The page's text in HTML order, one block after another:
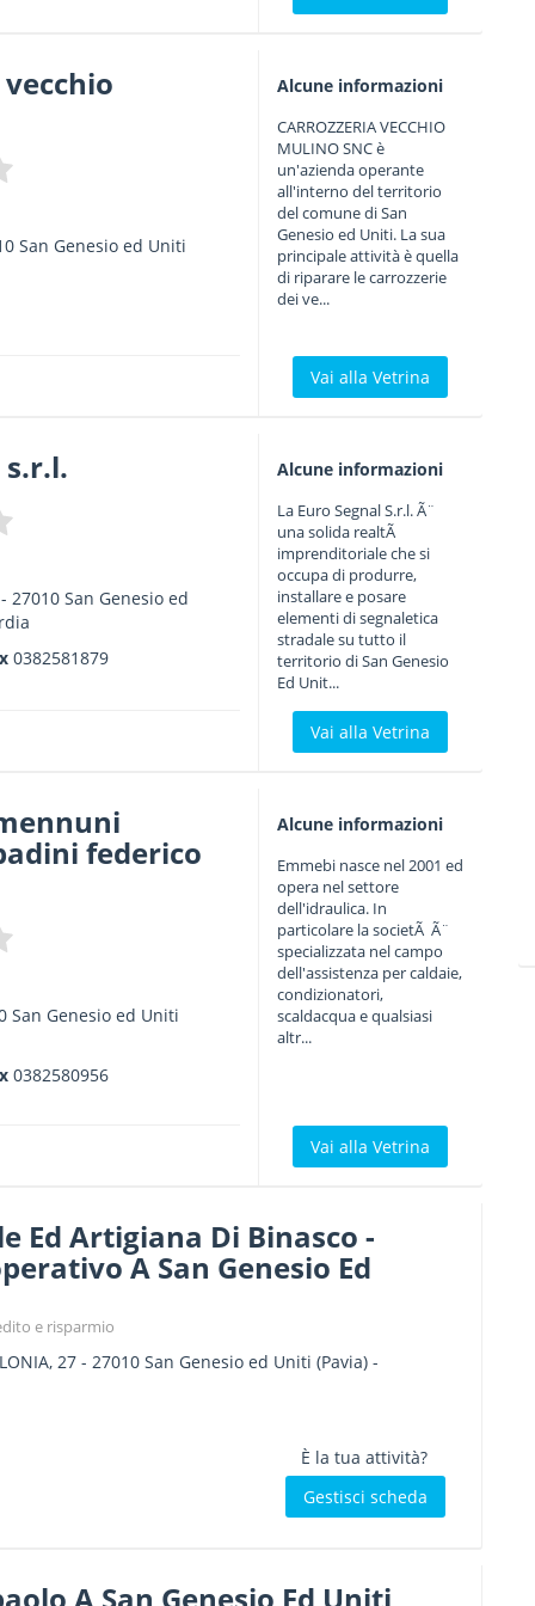
San Genesio ed Uniti
Alcune informazioni
CARROZZERIA VECCHIO
MULINO SNC è
un'azienda operante
all'interno del territorio
del comune di San
Genesio ed Uniti. La sua
principale attività è quella
di riparare le carrozzerie
dei ve...
Vai alla Vetrina
s.r.l.
27010 San Genesio ed
0382581879
Alcune informazioni
La Euro Segnal S.r.l. Ã¨
una solida realtÃ
imprenditoriale che si
occupa di produrre,
installare e posare
elementi di segnaletica
stradale su tutto il
territorio di San Genesio
Ed Unit...
Vai alla Vetrina
federico
San Genesio ed Uniti
0382580956
Alcune informazioni
Emmebi nasce nel 2001 ed
opera nel settore
dell'idraulica. In
particolare la societÃ Ã¨
specializzata nel campo
dell'assistenza per caldaie,
condizionatori,
scaldacqua e qualsiasi
altr...
Vai alla Vetrina
Ed Artigiana Di Binasco -
A San Genesio Ed
e risparmio
27- 27010 San Genesio ed Uniti (Pavia) -
È la tua attività?
Gestisci scheda